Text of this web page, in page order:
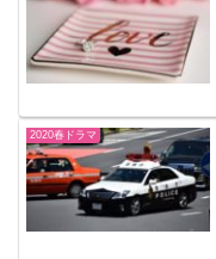
2020春ドラマ